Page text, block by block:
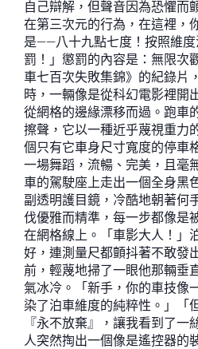
自己辯解，但聲音因為恐懼而
在第三次元的行為，在這裡，
是——八十九點七度！按照維
罰！」懲罰的內容是：無限次
車七百次失敗集錦》的紀錄片
時，一輛像是從科幻電影裡開
從網格的邊緣漂移而過。跑車
擦聲，它以一種近乎蔑視重力
個只有它車身尺寸寬度的停車
一場舞蹈，流暢、完美，且毫
車的駕駛座上走出一個全身黑
副透明護目鏡，冷酷地朝著何
伐優雅而精準，每一步都像是
在網格線上。「車影大人！」
好，連測量尺都顫抖著不敢發
前，輕蔑地掃了一眼他那輛垂
氣冰冷。「新手，你的車技像
染了泊車維度的純粹性。」「
『永不放棄』，讓我看到了一
人突然掏出一個像是遙控器的